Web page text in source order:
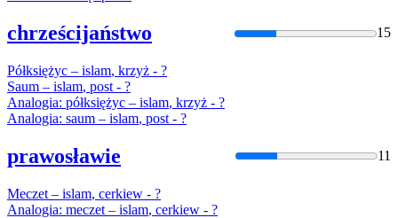
chrześcijaństwo 15
Półksiężyc – islam, krzyż - ?
Saum – islam, post - ?
Analogia: półksiężyc – islam, krzyż - ?
Analogia: saum – islam, post - ?
prawosławie 11
Meczet – islam, cerkiew - ?
Analogia: meczet – islam, cerkiew - ?